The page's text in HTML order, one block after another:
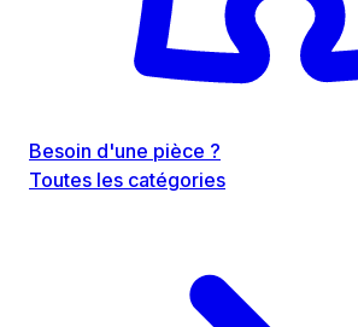
Besoin d'une pièce ?
Toutes les catégories